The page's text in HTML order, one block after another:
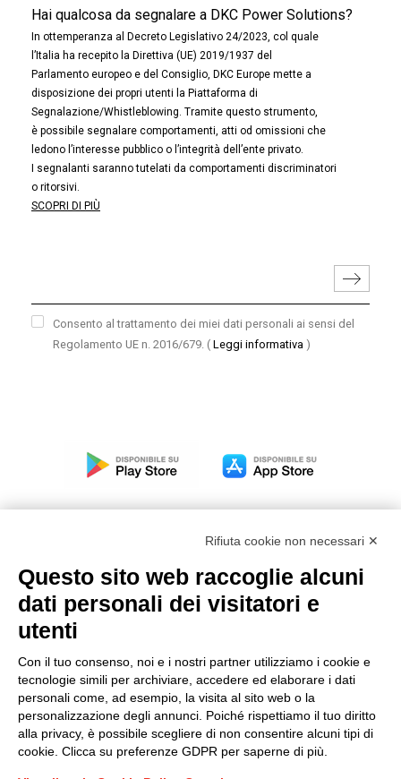
Hai qualcosa da segnalare a DKC Power Solutions?
In ottemperanza al Decreto Legislativo 24/2023, col quale
l’Italia ha recepito la Direttiva (UE) 2019/1937 del
Parlamento europeo e del Consiglio, DKC Europe mette a
disposizione dei propri utenti la Piattaforma di
Segnalazione/Whistleblowing. Tramite questo strumento,
è possibile segnalare comportamenti, atti od omissioni che
ledono l’interesse pubblico o l’integrità dell’ente privato.
I segnalanti saranno tutelati da comportamenti discriminatori
o ritorsivi.
SCOPRI DI PIÙ
Consento al trattamento dei miei dati personali ai sensi del
Regolamento UE n. 2016/679. ( Leggi informativa )
Modello organizzativo, gestione e controllo – D. lgs.
231/2001
Condizioni generali di vendita DKC Power Solutions
Condizioni generali di acquisto
Codice etico
Rifiuta cookie non necessari ✕
Questo sito web raccoglie alcuni
dati personali dei visitatori e
utenti
Con il tuo consenso, noi e i nostri partner utilizziamo i cookie e
tecnologie simili per archiviare, accedere ed elaborare i dati
personali come, ad esempio, la visita al sito web o la
personalizzazione degli annunci. Poiché rispettiamo il tuo diritto
alla privacy, è possibile scegliere di non consentire alcuni tipi di
cookie. Clicca su preferenze GDPR per saperne di più.